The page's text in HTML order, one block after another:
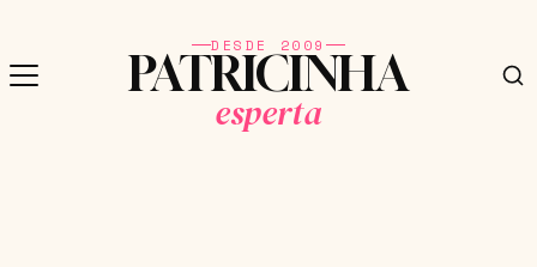
DESDE 2009
PATRICINHA
esperta